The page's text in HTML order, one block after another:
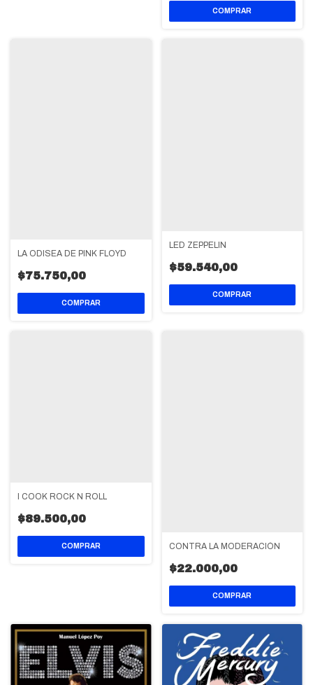
LA ODISEA DE PINK FLOYD
$75.750,00
LED ZEPPELIN
$59.540,00
I COOK ROCK N ROLL
$89.500,00
CONTRA LA MODERACIÓN
$22.000,00